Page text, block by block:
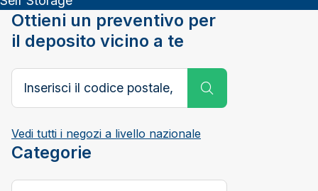
Ottieni un preventivo per
il deposito vicino a te
Codice postale, città o paese
Vedi tutti i negozi a livello nazionale
Categorie